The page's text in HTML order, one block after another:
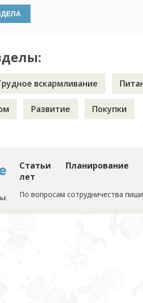
в бане кашель. Сейчас они обожают
не носим. Пытались. Она так жалобно
вскармливание
Развитие Покупки
Статьи
Планирование
лет
По вопросам сотрудничества